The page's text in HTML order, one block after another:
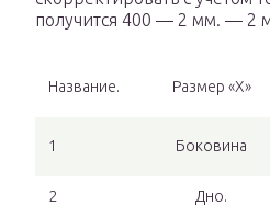
получится 400 — 2 мм. — 2
Название. Размер «Х»
1 Боковина
2 Дно.